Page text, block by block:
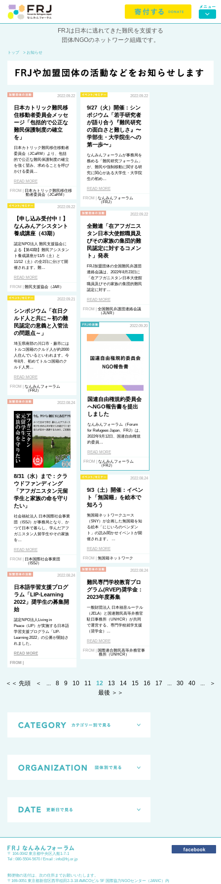
FRJは日本に逃れてきた難民を支援する
団体/NGOのネットワーク組織です。
トップ > お知らせ
2022.09.22
日本カトリック難民移
住移動者委員会メッセ
ージ「包括的で公正な
難民保護制度の確立
を」
日本カトリック難民移住移動者
委員会（JCaRM）より、包括
的で公正な難民保護制度の確立
を強く望み、求めることを呼び
かける委員…
READ MORE
FROM |
日本カトリック難民移住移
動者委員会（JCaRM）
2022.09.22
9/27（火）開催：シン
ポジウム「若手研究者
が語り合う『難民研究
の面白さと難しさ』〜
学部生・大学院生への
第一歩〜」
なんみんフォーラムが事務局を
務める「難民研究フォーラム」
が、難民や強制移動に関する研
究に関心がある大学生・大学院
生の初め…
READ MORE
FROM | なんみんフォーラム
（FRJ）
2022.09.22
【申し込み受付中！】
なんみんアシスタント
養成講座（43期）
認定NPO法人 難民支援協会に
よる【第43期】難民アシスタン
ト養成講座が11/5（土）と
11/12（土）の全2日に分けて開
催されます。難…
READ MORE
FROM | 難民支援協会（JAR）
2022.09.22
全難連「在アフガニス
タン日本大使館職員及
びその家族の集団的難
民認定に対するコメン
ト」発表
FRJ加盟団体の全国難民弁護団
連絡会議は、2022年8月23日に
「在アフガニスタン日本大使館
職員及びその家族の集団的難民
認定に対す…
READ MORE
FROM | 全国難民弁護団連絡会議
（JLNR）
2022.09.21
シンポジウム「在日ク
ルド人と共に～初の難
民認定の意義と入管法
の問題点～」
埼玉県南部の川口市・蕨市には
トルコ国籍のクルド人が約2000
人住んでいるといわれます。今
年8月、初めてトルコ国籍のク
ルド人男…
READ MORE
FROM | なんみんフォーラム
（FRJ）
2022.09.20
国連自由権規約委員会
へNGO報告書を提出
しました
なんみんフォーラム（Forum
for Refugees Japan、FRJ）は、
2022年9月12日、国連自由権規
約委員…
READ MORE
FROM | なんみんフォーラム
（FRJ）
2022.08.24
8/31（水）まで：クラ
ウドファンディング
「アフガニスタン元留
学生と家族の命を守り
たい」
社会福祉法人 日本国際社会事業
団（ISSJ）が事務局となり、か
つて日本で暮らし、学んだアフ
ガニスタン人留学生やその家族
を…
READ MORE
FROM |
日本国際社会事業団
（ISSJ）
2022.08.24
9/3（土）開催：イベン
ト「無国籍」を絵本で
知ろう
無国籍ネットワークユース
（SNY）が企画した無国籍を知
る絵本「にじいろのペンダン
ト」の読み聞かせイベントが開
催されます。 …
READ MORE
FROM | 無国籍ネットワーク
2022.08.24
難民専門学校教育プロ
グラム(RVEP)奨学金：
2023年度募集
一般財団法人 日本福音ルーテル
（JELA）と国連難民高等弁務官
駐日事務所（UNHCR）が共同
で運営する、専門学校就学支援
（奨学金）…
READ MORE
FROM |
国際連合難民高等弁務官事
務所（UNHCR）
2022.08.24
日本語学習支援プログ
ラム「LIP-Learning
2022」奨学生の募集開
始
認定NPO法人Living in
Peace（LIP）が実施する日本語
学習支援プログラム「LIP-
Learning 2022」の公募が開始さ
れました。
READ MORE
FROM |
＜＜ 先頭 ＜ ... 8 9 10 11 12 13 14 15 16 17 ... 30 40 ...
＞
最後 ＞＞
〒 104-0042 東京都中央区入船1-7-1
Tel : 080-5504-5670 / Email : info@frj.or.jp
郵便物の送付は、次の住所までお願いいたします。
〒169-0051 東京都新宿区西早稲田2-3-18 AVACOビル 5F 国際協力NGOセンター（JANIC）内